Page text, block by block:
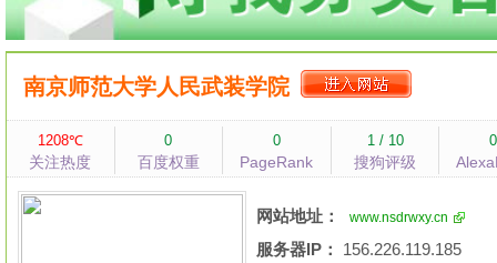
南京师范大学人民武装学院
1208℃
关注热度
0
百度权重
0
PageRank
1 / 10
搜狗评级
0
网站地址： www.nsdrwxy.cn
服务器IP：
156.226.119.185